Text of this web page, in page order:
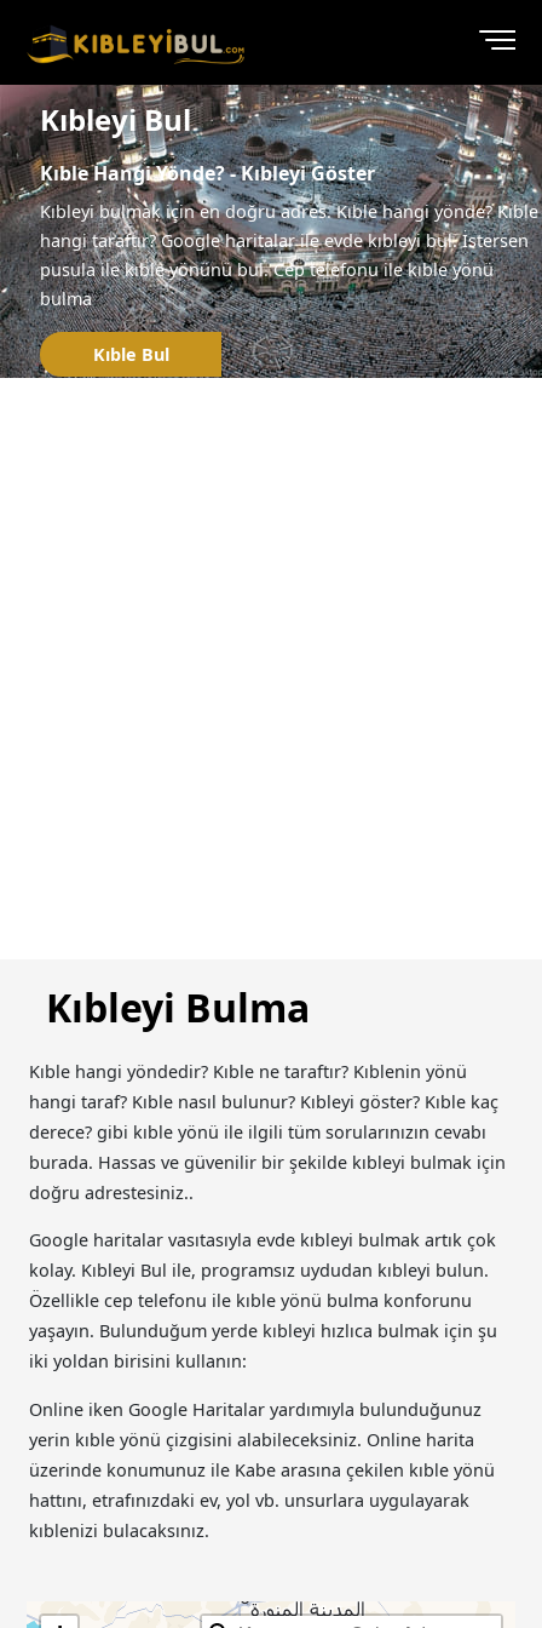
Kıbleyi Bul
Kıble Hangi Yönde? - Kıbleyi Göster
Kıbleyi bulmak için en doğru adres. Kıble hangi yönde? Kıble
hangi taraftır? Google haritalar ile evde kıbleyi bul. İstersen
pusula ile kıble yönünü bul. Cep telefonu ile kıble yönü
bulma
Kıble Bul
Kıbleyi Bulma
Kıble hangi yöndedir? Kıble ne taraftır? Kıblenin yönü
hangi taraf? Kıble nasıl bulunur? Kıbleyi göster? Kıble kaç
derece? gibi kıble yönü ile ilgili tüm sorularınızın cevabı
burada. Hassas ve güvenilir bir şekilde kıbleyi bulmak için
doğru adrestesiniz..
Google haritalar vasıtasıyla evde kıbleyi bulmak artık çok
kolay. Kıbleyi Bul ile, programsız uydudan kıbleyi bulun.
Özellikle cep telefonu ile kıble yönü bulma konforunu
yaşayın. Bulunduğum yerde kıbleyi hızlıca bulmak için şu
iki yoldan birisini kullanın:
Online iken Google Haritalar yardımıyla bulunduğunuz
yerin kıble yönü çizgisini alabileceksiniz. Online harita
üzerinde konumunuz ile Kabe arasına çekilen kıble yönü
hattını, etrafınızdaki ev, yol vb. unsurlara uygulayarak
kıblenizi bulacaksınız.